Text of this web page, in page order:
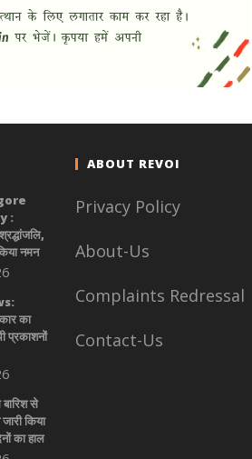
:
नमन
का
प्रकाशनों
से
किया
का हाल
ABOUT REVOI
Privacy Policy
About-Us
Complaints Redressal
Contact-Us